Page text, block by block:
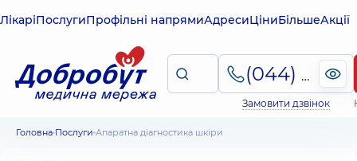
ЛікаріПослугиПрофільні напрямиАдресиЦіниБільшеАкції
(044) 495-2-888
Замовити дзвінок
Головна Послуги Апаратна діагностика шкіри